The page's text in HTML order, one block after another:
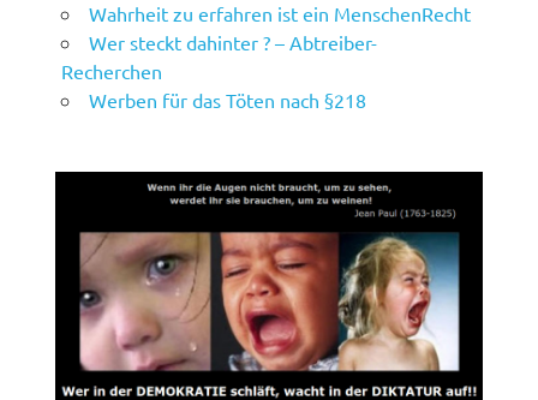
Wahrheit zu erfahren ist ein MenschenRecht
Wer steckt dahinter ? – Abtreiber-
Recherchen
Werben für das Töten nach §218